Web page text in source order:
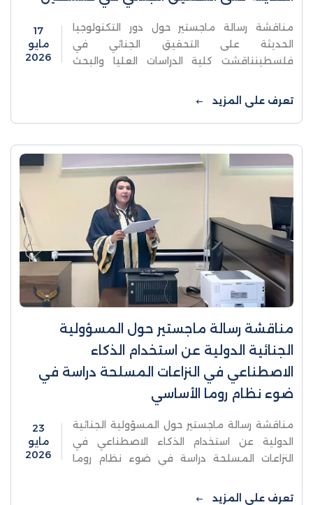
مناقشة رسالة ماجستير حول دور التكنولوجيا
الحديثة على التحقيق الجنائي في
فلسطينناقشت كلية الدراسات العليا والبحث
ماجستير للطالبة إسراء ثوابتة والموسومة دور
التكنولوجيا ...
17
مايو
2026
تعرف على المزيد
مناقشة رسالة ماجستير حول المسؤولية
الجنائية الدولية عن استخدام الذكاء
الاصطناعي في النزاعات المسلحة دراسة في
ضوء نظام روما الأساسي
مناقشة رسالة ماجستير حول المسؤولية الجنائية
الدولية عن استخدام الذكاء الاصطناعي في
النزاعات المسلحة دراسة في ضوء نظام روما
العلمي في جامعة الاستقلال يوم السبت ...
23
مايو
2026
تعرف على المزيد